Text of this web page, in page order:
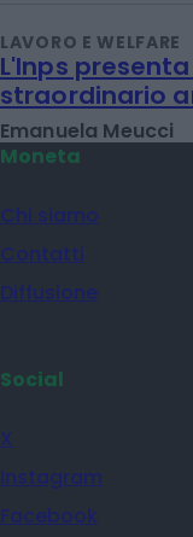
LAVORO E WELFARE
L'Inps
straordinario
Emanuela Meucci
Moneta
Chi siamo
Contatti
Diffusione
Social
X
Instagram
Facebook